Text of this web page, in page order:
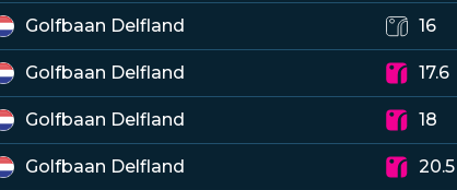
Golfbaan Delfland 16
Golfbaan Delfland 17.6
Golfbaan Delfland 18
Golfbaan Delfland 20.5